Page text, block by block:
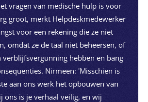
vragen van medische hulp is voor
groot, merkt Helpdeskmedewerker
voor een rekening die ze niet
omdat ze de taal niet beheersen, of
verblijfsvergunning hebben en bang
Nirmeen: 'Misschien is
aan ons werk het opbouwen van
ons is je verhaal veilig, en wij